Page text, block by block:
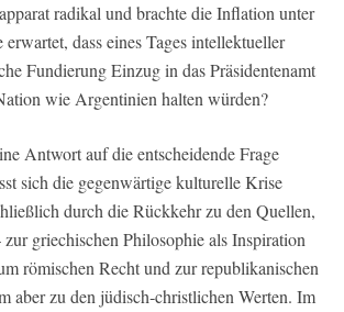
radikal und brachte die Inflation unter
dass eines Tages intellektueller
Fundierung Einzug in das Präsidentenamt
wie Argentinien halten würden?
Antwort auf die entscheidende Frage
sich die gegenwärtige kulturelle Krise
durch die Rückkehr zu den Quellen,
zur griechischen Philosophie als Inspiration
römischen Recht und zur republikanischen
aber zu den jüdisch‑christlichen Werten. Im